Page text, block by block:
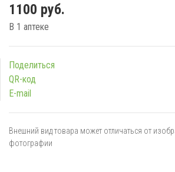
1100 руб.
В 1 аптеке
Поделиться
QR-код
E-mail
Внешний вид товара может отличаться от
фотографии